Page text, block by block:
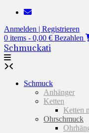
Zum
springen
Anmelden | Registrieren
0 items - 0,00 € Bezahlen
Schmuckati
Schmuck
Anhänger
Ketten
Ketten
Ohrschmuck